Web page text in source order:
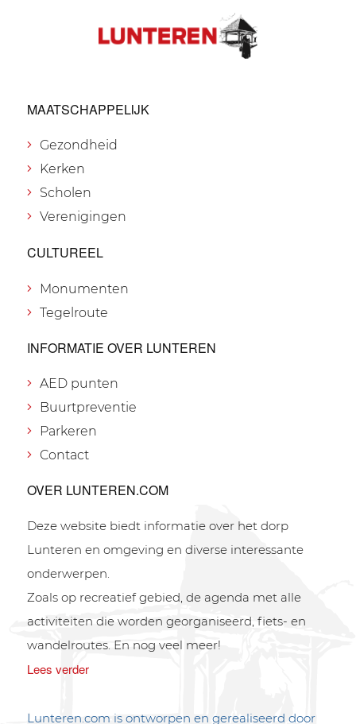
MAATSCHAPPELIJK
Gezondheid
Kerken
Scholen
Verenigingen
CULTUREEL
Monumenten
Tegelroute
INFORMATIE OVER LUNTEREN
AED punten
Buurtpreventie
Parkeren
Contact
OVER LUNTEREN.COM
Deze website biedt informatie over het dorp
Lunteren en omgeving en diverse interessante
onderwerpen.
Zoals op recreatief gebied, de agenda met alle
activiteiten die worden georganiseerd, fiets- en
wandelroutes. En nog veel meer!
Lees verder
Lunteren.com is ontworpen en gerealiseerd door